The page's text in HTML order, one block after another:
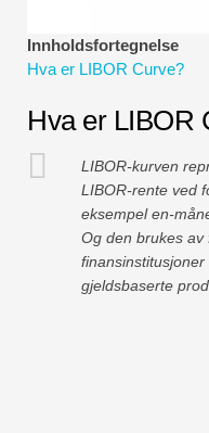
Fullstendig format
Innholdsfortegnelse
Hva er LIBOR Curve?
Hva er LIBOR
LIBOR-kurven
LIBOR-rente ved
eksempel en-
Og den brukes
gjeldsbaserte